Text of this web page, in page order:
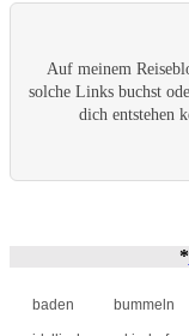
Auf meinem
solche Links buchst
dich entstehen
*
baden bummeln